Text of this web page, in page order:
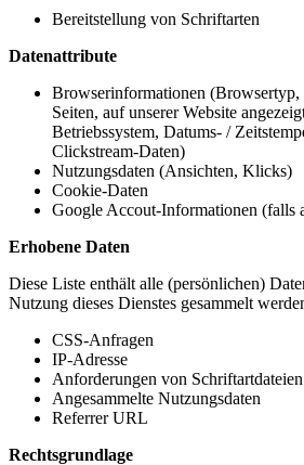
Bereitstellung von Schriftarten
Datenattribute
Browserinformationen (Browsertyp,
Seiten, auf unserer Website
Betriebssystem, Datums- /
Clickstream-Daten)
Nutzungsdaten (Ansichten, Klicks)
Cookie-Daten
Google Accout-Informationen (falls
Erhobene Daten
Diese Liste enthält alle (persönlichen)
Nutzung dieses Dienstes gesammelt
CSS-Anfragen
IP-Adresse
Anforderungen von Schriftartdateien
Angesammelte Nutzungsdaten
Referrer URL
Rechtsgrundlage